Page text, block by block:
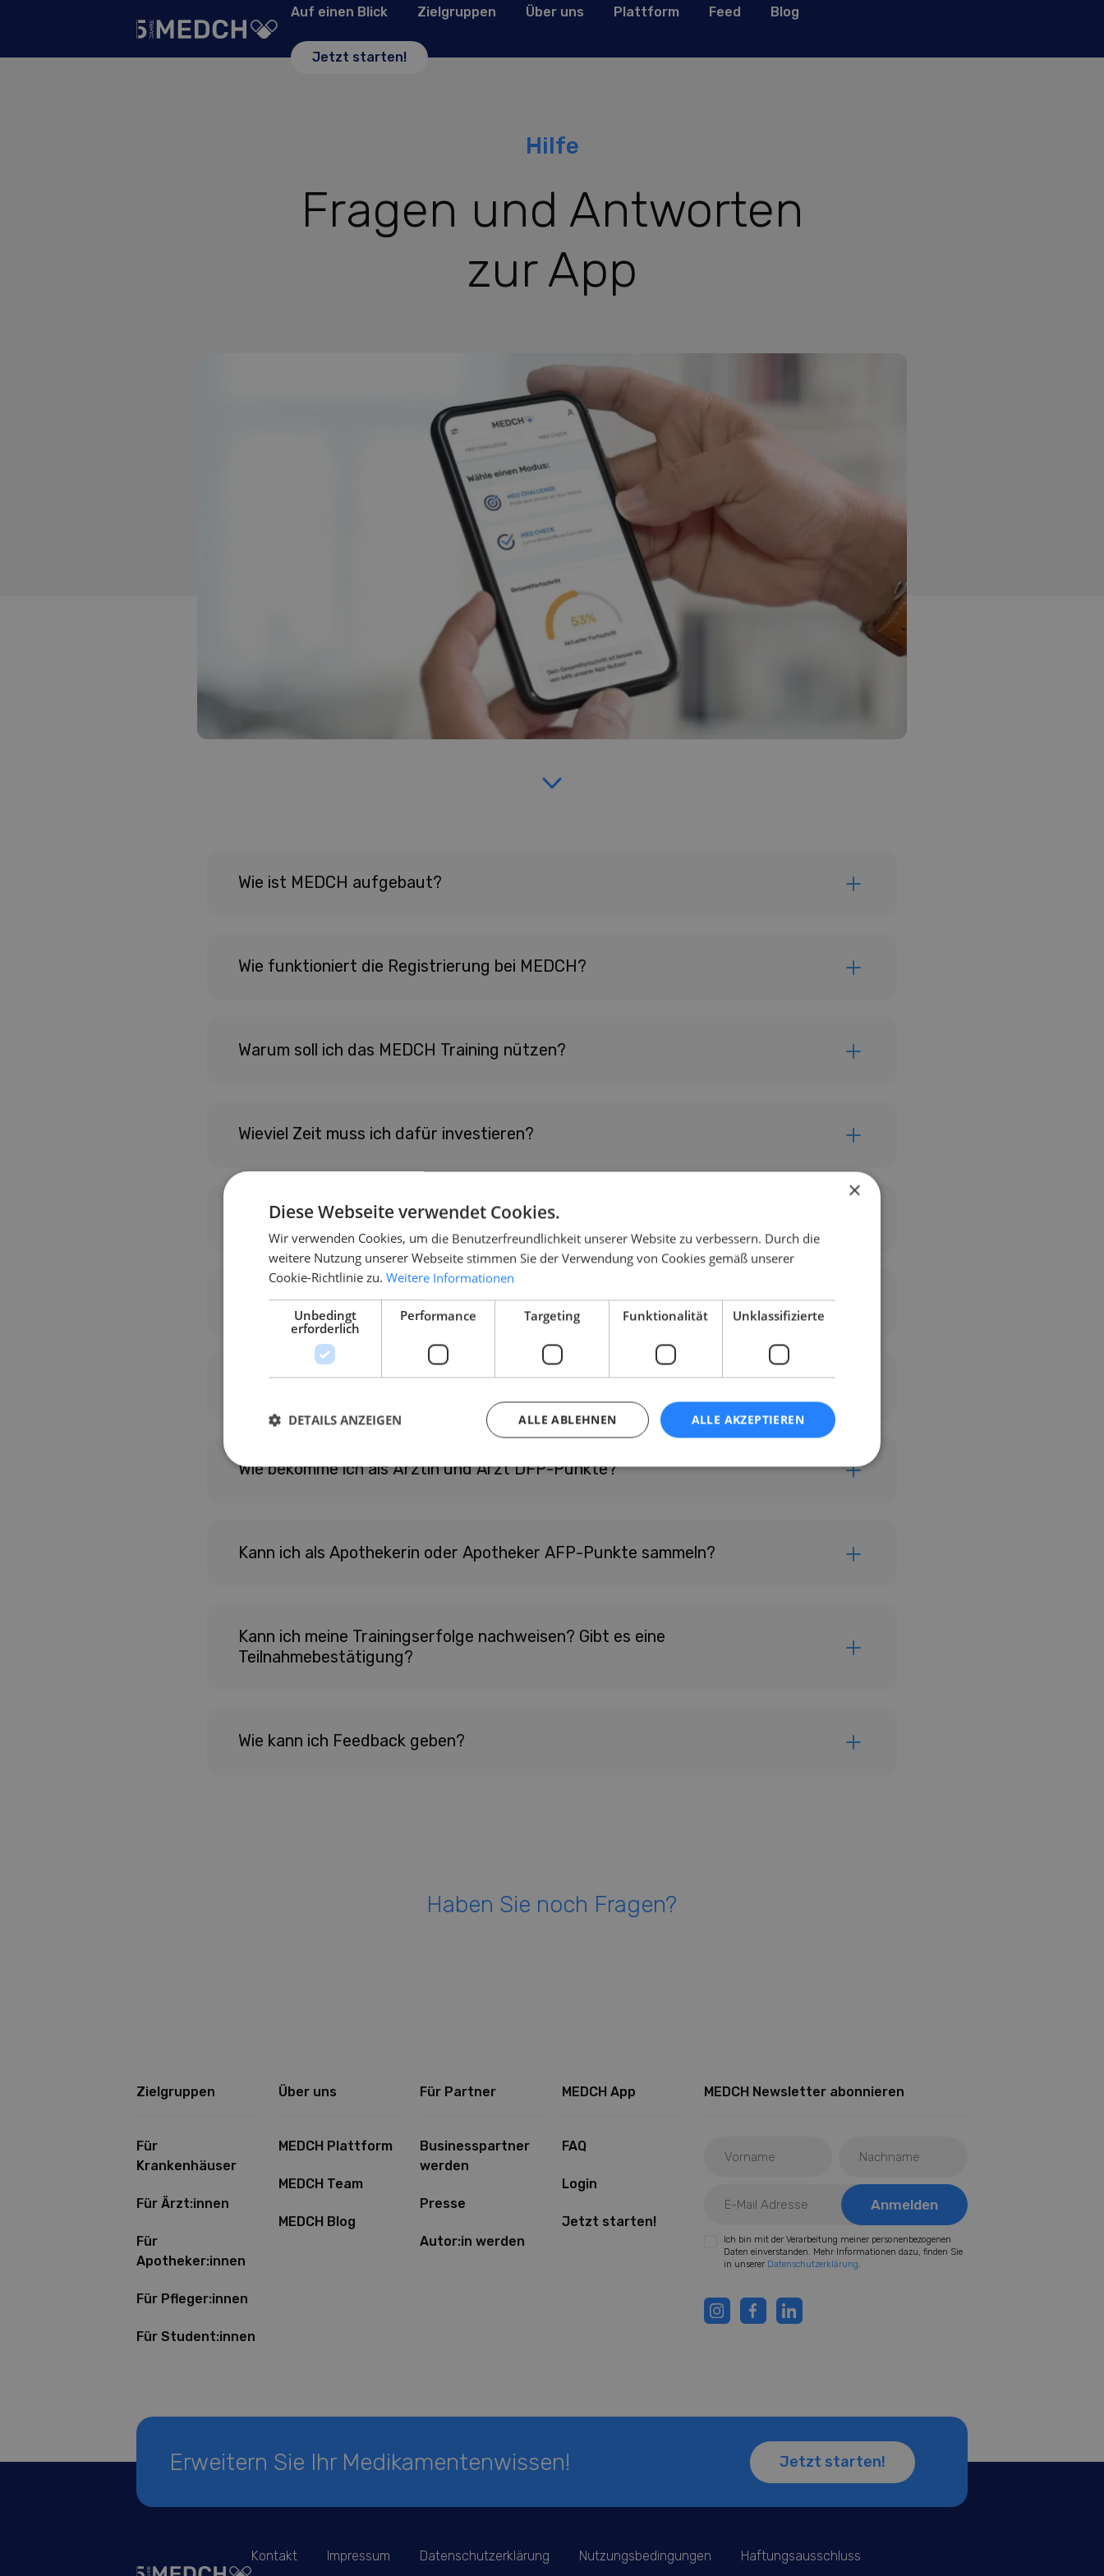
Auf einen Blick Zielgruppen Über uns Plattform Feed Blog
Jetzt starten!
Hilfe
Fragen und Antworten
zur App
Wie ist MEDCH aufgebaut?
Wie funktioniert die Registrierung bei MEDCH?
Warum soll ich das MEDCH Training nützen?
Wieviel Zeit muss ich dafür investieren?
Hilft mir MEDCH in der täglichen Arbeit?
Beherrsche ich nach den Traininig alle Medikamente, die ich im Alltag brauche?
Kann ich MEDCH nutzen, um medizinische Probleme vor Ort zu lösen?
Wie bekomme ich als Ärztin und Arzt DFP-Punkte?
Kann ich als Apothekerin oder Apotheker AFP-Punkte sammeln?
Kann ich meine Trainingserfolge nachweisen? Gibt es eine
Teilnahmebestätigung?
Wie kann ich Feedback geben?
Haben Sie noch Fragen?
Zielgruppen
Für
Krankenhäuser
Für Ärzt:innen
Für
Apotheker:innen
Für Pfleger:innen
Für Student:innen
Über uns
MEDCH Plattform
MEDCH Team
MEDCH Blog
Für Partner
Businesspartner
werden
Presse
Autor:in werden
MEDCH App
FAQ
Login
Jetzt starten!
MEDCH Newsletter abonnieren
Ich bin mit der Verarbeitung meiner personenbezogenen
Daten einverstanden. Mehr Informationen dazu, finden Sie
in unserer Datenschutzerklärung.
Erweitern Sie Ihr Medikamentenwissen! Jetzt starten!
Kontakt Impressum Datenschutzerklärung Nutzungsbedingungen Haftungsausschluss
×
Diese Webseite verwendet Cookies.
Wir verwenden Cookies, um die Benutzerfreundlichkeit unserer Website zu verbessern. Durch die
weitere Nutzung unserer Webseite stimmen Sie der Verwendung von Cookies gemäß unserer
Cookie-Richtlinie zu. Weitere Informationen
Unbedingt
erforderlich
Performance Targeting Funktionalität Unklassifizierte
ALLE AKZEPTIEREN
ALLE ABLEHNEN
DETAILS ANZEIGEN